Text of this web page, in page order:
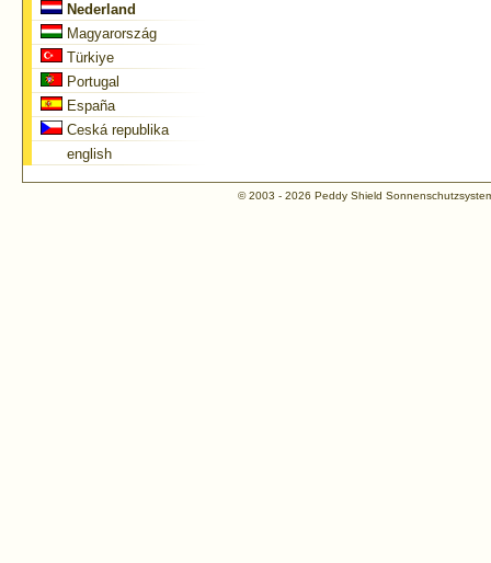
Nederland
Magyarország
Türkiye
Portugal
España
Ceská republika
english
© 2003 - 2026 Peddy Shield